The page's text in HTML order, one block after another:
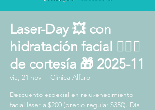
Laser-Day 💥 con
hidratación facial 🧖🏻‍♀️
de cortesía 🎁 2025-11
vie, 21 nov
  |
Clínica Alfaro
Descuento especial en rejuvenecimiento
facial láser a $200 (precio regular $350). Día